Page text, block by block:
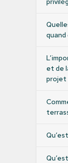
quand
et de
projet